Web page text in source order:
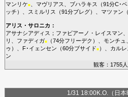
マンリケ■、 マヴリアス ブハラキス （91分C･
ッチ ）、 スミルリス （91分ブレグ）、 マツァン
アリス・サロニカ ：
アサナシアディス ； ファビアーノ・レイスマン
リ
ファディガ■（74分フリーデク ）、 モンチュ
ゥ ）、 F･イェンセン （60分ブサイド■）、 カル
ン
観客：1755
1/31 18:00K.O.（日本